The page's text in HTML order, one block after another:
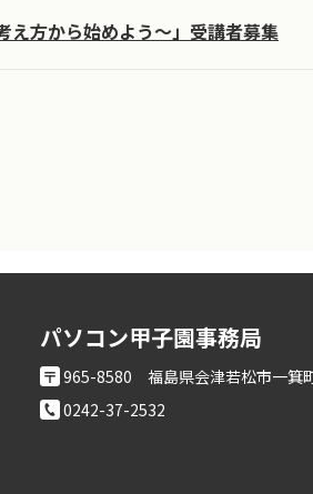
え方から始めよう～」受講者募集
パソコン甲子園事務局
965-8580 福島県会津若松市一
0242-37-2532